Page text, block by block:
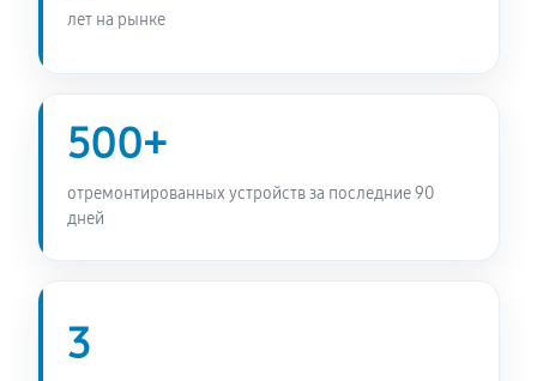
660 Anthracite
Ремонт барабана сушильной машины SCHULTHESS
Spirit 660 Anthracite
лет на рынке
500+
отремонтированных устройств за последние 90
дней
3